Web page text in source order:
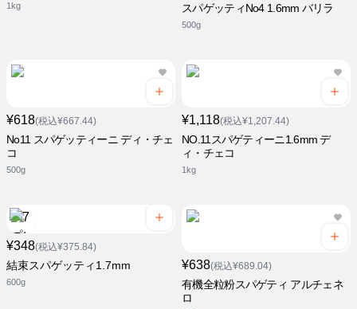
1kg スパゲッティNo4 1.6mm バリラ
500g
¥618(税込¥667.44)
No11 スパゲッティーニ ディ・チェ
コ
500g
¥1,118(税込¥1,207.44)
NO.11スパゲティーニ1.6mm デ
ィ・チェコ
1kg
¥348(税込¥375.84)
結束スパゲッティ1.7mm
600g
¥638(税込¥689.04)
有機全粒粉スパゲティ アルチェネ
ロ